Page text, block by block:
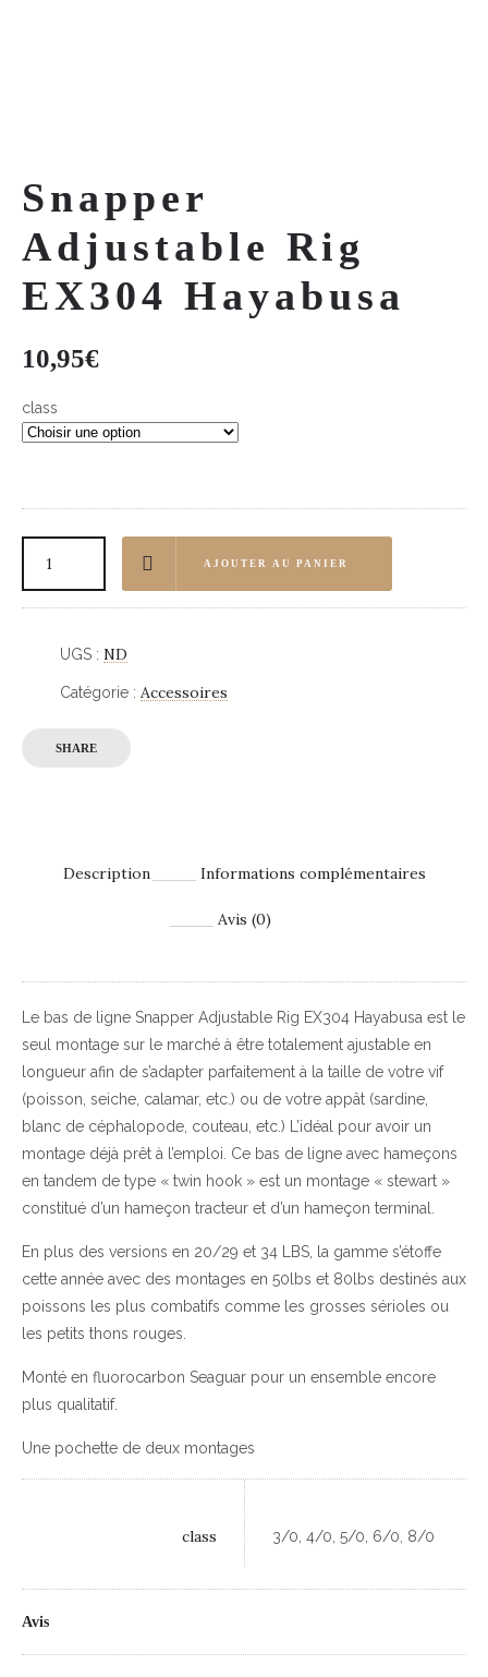
Snapper
Adjustable Rig
EX304 Hayabusa
10,95€
class
AJOUTER AU PANIER
UGS : ND
Catégorie : Accessoires
SHARE
Description Informations complémentaires
Avis (0)
Le bas de ligne Snapper Adjustable Rig EX304 Hayabusa est le
seul montage sur le marché à être totalement ajustable en
longueur afin de s’adapter parfaitement à la taille de votre vif
(poisson, seiche, calamar, etc.) ou de votre appât (sardine,
blanc de céphalopode, couteau, etc.) L’idéal pour avoir un
montage déjà prêt à l’emploi. Ce bas de ligne avec hameçons
en tandem de type « twin hook » est un montage « stewart »
constitué d’un hameçon tracteur et d’un hameçon terminal.
En plus des versions en 20/29 et 34 LBS, la gamme s’étoffe
cette année avec des montages en 50lbs et 80lbs destinés aux
poissons les plus combatifs comme les grosses sérioles ou
les petits thons rouges.
Monté en fluorocarbon Seaguar pour un ensemble encore
plus qualitatif.
Une pochette de deux montages
class 3/0, 4/0, 5/0, 6/0, 8/0
Avis